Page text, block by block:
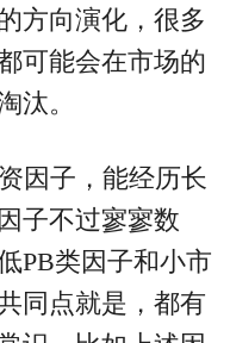
方向演化，很多
可能会在市场的
汰。
因子，能经历长
子不过寥寥数
PB类因子和小市
同点就是，都有